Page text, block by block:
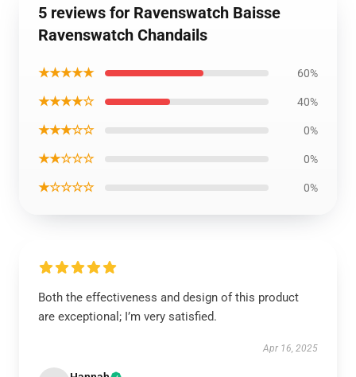
5 reviews for Ravenswatch Baisse
Ravenswatch Chandails
★★★★★ 60%
★★★★☆ 40%
★★★☆☆ 0%
★★☆☆☆ 0%
★☆☆☆☆ 0%
Both the effectiveness and design of this product
are exceptional; I’m very satisfied.
Apr 16, 2025